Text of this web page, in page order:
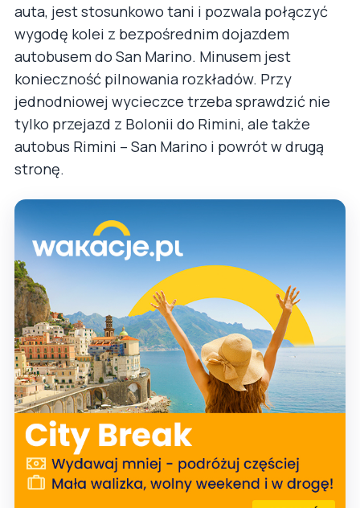
auta, jest stosunkowo tani i pozwala połączyć
wygodę kolei z bezpośrednim dojazdem
autobusem do San Marino. Minusem jest
konieczność pilnowania rozkładów. Przy
jednodniowej wycieczce trzeba sprawdzić nie
tylko przejazd z Bolonii do Rimini, ale także
autobus Rimini – San Marino i powrót w drugą
stronę.